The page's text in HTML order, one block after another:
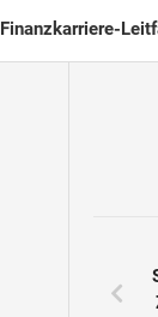
Finanzkarriere-